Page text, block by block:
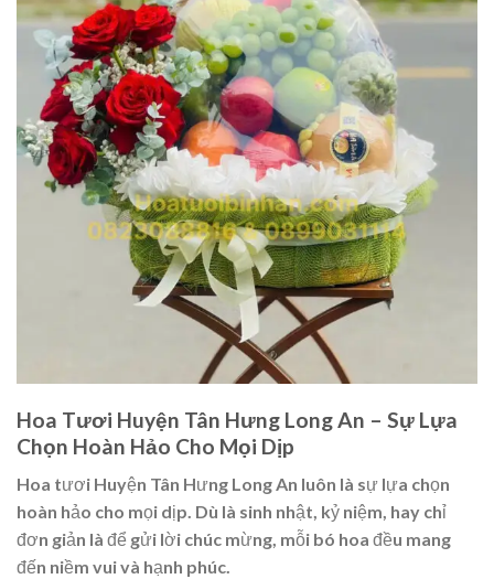
Hoa Tươi Huyện Tân Hưng Long An – Sự Lựa
Chọn Hoàn Hảo Cho Mọi Dịp
Hoa tươi Huyện Tân Hưng Long An luôn là sự lựa chọn
hoàn hảo cho mọi dịp. Dù là sinh nhật, kỷ niệm, hay chỉ
đơn giản là để gửi lời chúc mừng, mỗi bó hoa đều mang
đến niềm vui và hạnh phúc.